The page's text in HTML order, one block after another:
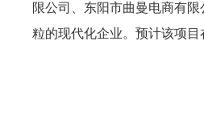
限公司、东阳市曲曼电商有
粒的现代化企业。预计该项